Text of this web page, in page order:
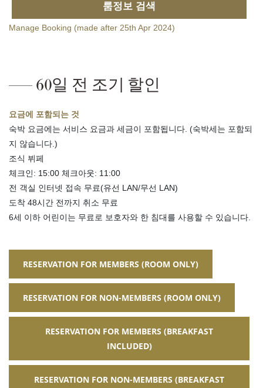
룸정보 검색
Manage Booking (made after 25th Apr 2024)
60일 전 조기 할인
요금에 포함되는 것
숙박 요금에는 서비스 요금과 세금이 포함됩니다. (숙박세는 포함되
지 않습니다.)
조식 뷔페
체크인: 15:00 체크아웃: 11:00
전 객실 인터넷 접속 무료(유선 LAN/무선 LAN)
도착 48시간 전까지 취소 무료
6세 이하 어린이는 무료로 보호자와 한 침대를 사용할 수 있습니다.
RESERVATION FOR MEMBERS (ROOM ONLY)
RESERVATION FOR NON-MEMBERS (ROOM ONLY)
RESERVATION FOR MEMBERS (BREAKFAST
INCLUDED)
RESERVATION FOR NON-MEMBERS (BREAKFAST